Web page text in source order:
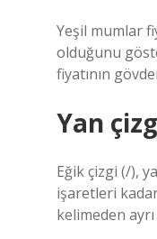
Yeşil mumlar
olduğunu
fiyatının
Yan
Eğik çizgi (/),
işaretleri
kelimeden ayrı